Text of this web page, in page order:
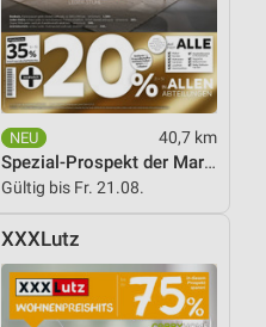
40,7 km
Spezial-Prospekt der Marken
Gültig bis Fr. 21.08.
XXXLutz